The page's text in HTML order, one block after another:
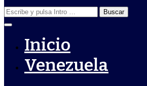
Buscar:
Inicio
Venezuela